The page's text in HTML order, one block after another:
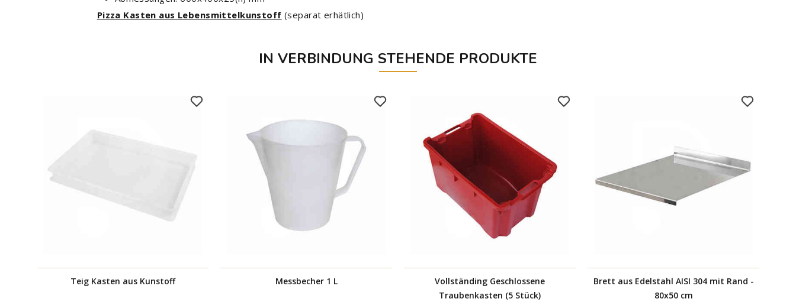
Pizza Kasten aus Lebensmittelkunstoff (separat erhätlich)
IN VERBINDUNG STEHENDE PRODUKTE
Teig Kasten aus Kunstoff Messbecher 1 L
Vollständing Geschlossene
Traubenkasten (5 Stück)
Brett aus Edelstahl AISI 304 mit Rand -
80x50 cm